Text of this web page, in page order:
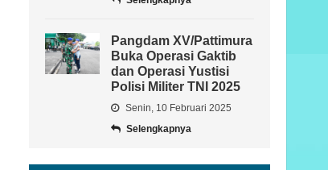
Pangdam XV/Pattimura
Buka Operasi Gaktib
dan Operasi Yustisi
Polisi Militer TNI 2025
Senin, 10 Februari 2025
Selengkapnya